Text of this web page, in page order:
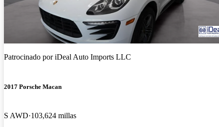
Patrocinado poriDeal Auto Imports LLC
2017 Porsche Macan
S AWD 103,624 millas